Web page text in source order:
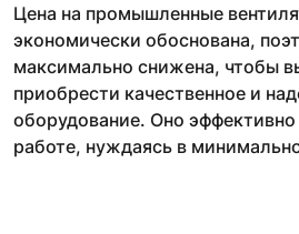
Цена на промышленные
экономически обоснована,
максимально снижена, чтобы
приобрести качественное и
оборудование. Оно эффективно
работе, нуждаясь в